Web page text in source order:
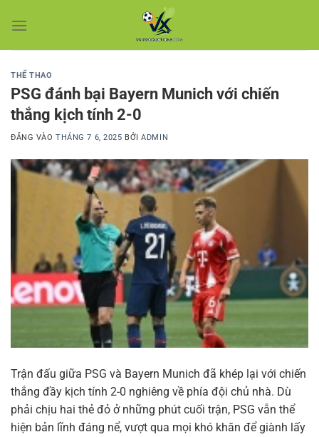
qua
THỂ THAO
PSG đánh bại Bayern Munich với chiến
thắng kịch tính 2-0
ĐĂNG VÀOTHÁNG 7 6, 2025 BỞIADMIN
Trận đấu giữa PSG và Bayern Munich đã khép lại với chiến
thắng đầy kịch tính 2-0 nghiêng về phía đội chủ nhà. Dù
phải chịu hai thẻ đỏ ở những phút cuối trận, PSG vẫn thể
hiện bản lĩnh đáng nể, vượt qua mọi khó khăn để giành lấy